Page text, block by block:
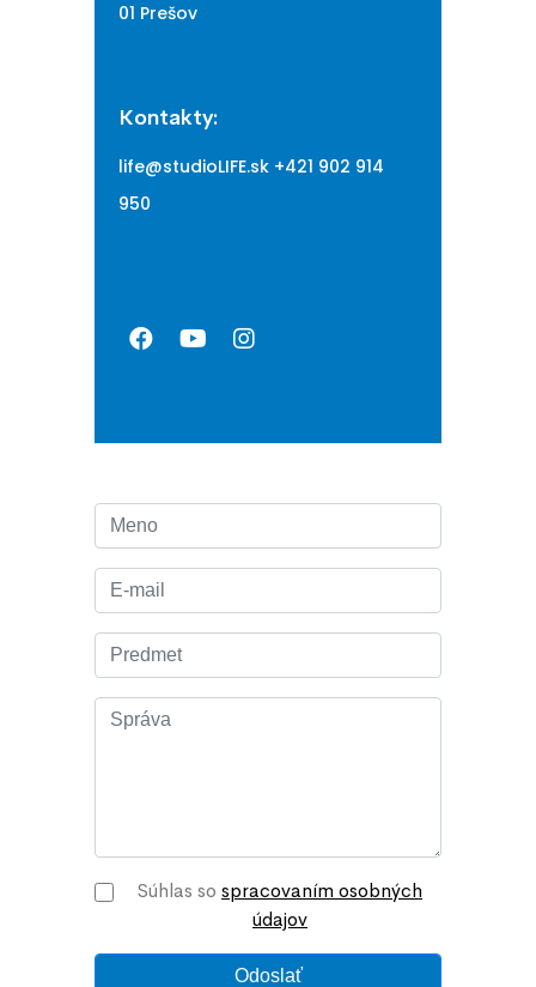
01 Prešov
Kontakty:
life@studioLIFE.sk +421 902 914
950
Súhlas so spracovaním osobných
údajov